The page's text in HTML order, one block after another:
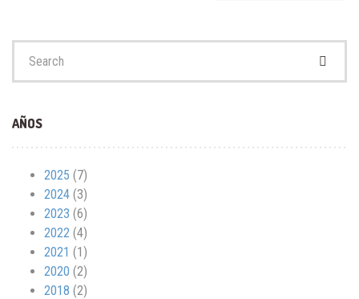
AÑOS
2025 (7)
2024 (3)
2023 (6)
2022 (4)
2021 (1)
2020 (2)
2018 (2)